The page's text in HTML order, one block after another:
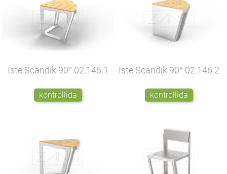
Iste Scandik 90° 02.146.1
kontrollida
Iste Scandik 90° 02.146.2
kontrollida